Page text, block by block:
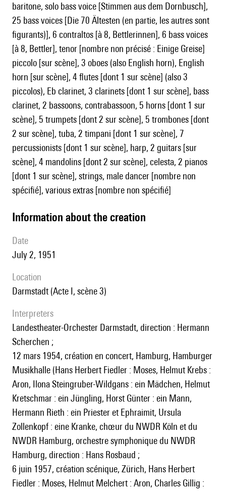
baritone, solo bass voice [Stimmen aus dem Dornbusch],
25 bass voices [Die 70 Ältesten (en partie, les autres sont
figurants)], 6 contraltos [à 8, Bettlerinnen], 6 bass voices
[à 8, Bettler], tenor [nombre non précisé : Einige Greise]
piccolo [sur scène], 3 oboes (also English horn), English
horn [sur scène], 4 flutes [dont 1 sur scène] (also 3
piccolos), Eb clarinet, 3 clarinets [dont 1 sur scène], bass
clarinet, 2 bassoons, contrabassoon, 5 horns [dont 1 sur
scène], 5 trumpets [dont 2 sur scène], 5 trombones [dont
2 sur scène], tuba, 2 timpani [dont 1 sur scène], 7
percussionists [dont 1 sur scène], harp, 2 guitars [sur
scène], 4 mandolins [dont 2 sur scène], celesta, 2 pianos
[dont 1 sur scène], strings, male dancer [nombre non
spécifié], various extras [nombre non spécifié]
information about the creation
date
July 2, 1951
location
Darmstadt (Acte I, scène 3)
interpreters
Landestheater-Orchester Darmstadt, direction : Hermann
Scherchen ;
12 mars 1954, création en concert, Hamburg, Hamburger
Musikhalle (Hans Herbert Fiedler : Moses, Helmut Krebs :
Aron, Ilona Steingruber-Wildgans : ein Mädchen, Helmut
Kretschmar : ein Jüngling, Horst Günter : ein Mann,
Hermann Rieth : ein Priester et Ephraimit, Ursula
Zollenkopf : eine Kranke, chœur du NWDR Köln et du
NWDR Hamburg, orchestre symphonique du NWDR
Hamburg, direction : Hans Rosbaud ;
6 juin 1957, création scénique, Zürich, Hans Herbert
Fiedler : Moses, Helmut Melchert : Aron, Charles Gillig :